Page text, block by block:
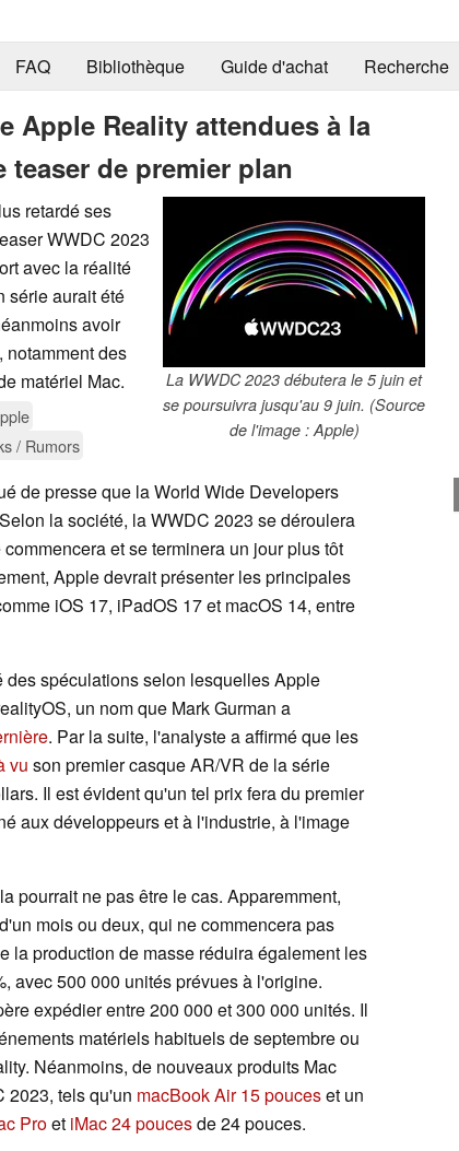
FAQ Bibliothèque Guide d'achat Recherche
Apple Reality attendues à la
teaser de premier plan
La WWDC 2023 débutera le 5 juin et
se poursuivra jusqu'au 9 juin. (Source
de l'image : Apple)
retardé ses
WWDC 2023
avec la réalité
série aurait été
avoir
des
matériel Mac.
/ Rumors
de presse que la World Wide Developers
la société, la WWDC 2023 se déroulera
et se terminera un jour plus tôt
Apple devrait présenter les principales
iOS 17, iPadOS 17 et macOS 14, entre
spéculations selon lesquelles Apple
un nom que Mark Gurman a
. Par la suite, l'analyste a affirmé que les
vu son premier casque AR/VR de la série
Il est évident qu'un tel prix fera du premier
aux développeurs et à l'industrie, à l'image
pourrait ne pas être le cas. Apparemment,
mois ou deux, qui ne commencera pas
la production de masse réduira également les
avec 500 000 unités prévues à l'origine.
expédier entre 200 000 et 300 000 unités. Il
matériels habituels de septembre ou
Néanmoins, de nouveaux produits Mac
2023, tels qu'un macBook Air 15 pouceset un
Proet iMac 24 poucesde 24 pouces.